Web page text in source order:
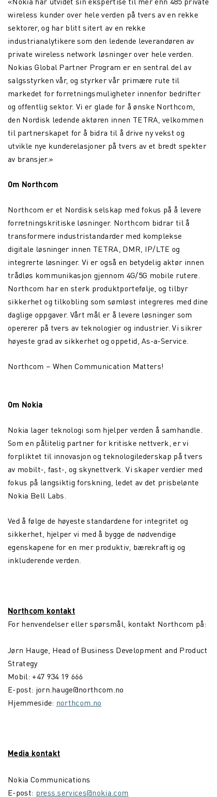
wireless kunder over hele verden på tvers av en rekke
sektorer, og har blitt sitert av en rekke
industrianalytikere som den ledende leverandøren av
private wireless network løsninger over hele verden.
Nokias Global Partner Program er en sentral del av
salgsstyrken vår, og styrker vår primære rute til
markedet for forretningsmuligheter innenfor bedrifter
og offentlig sektor. Vi er glade for å ønske Northcom,
den Nordisk ledende aktøren innen TETRA, velkommen
til partnerskapet for å bidra til å drive ny vekst og
utvikle nye kunderelasjoner på tvers av et bredt spekter
av bransjer.»
Om Northcom
Northcom er et Nordisk selskap med fokus på å levere
forretningskritiske løsninger. Northcom bidrar til å
transformere industristandarder med komplekse
digitale løsninger innen TETRA, DMR, IP/LTE og
integrerte løsninger. Vi er også en betydelig aktør innen
trådløs kommunikasjon gjennom 4G/5G mobile rutere.
Northcom har en sterk produktportefølje, og tilbyr
sikkerhet og tilkobling som sømløst integreres med dine
daglige oppgaver. Vårt mål er å levere løsninger som
opererer på tvers av teknologier og industrier. Vi sikrer
høyeste grad av sikkerhet og oppetid, As-a-Service.
Northcom – When Communication Matters!
Om Nokia
Nokia lager teknologi som hjelper verden å samhandle.
Som en pålitelig partner for kritiske nettverk, er vi
forpliktet til innovasjon og teknologilederskap på tvers
av mobilt-, fast-, og skynettverk. Vi skaper verdier med
fokus på langsiktig forskning, ledet av det prisbelønte
Nokia Bell Labs.
Ved å følge de høyeste standardene for integritet og
sikkerhet, hjelper vi med å bygge de nødvendige
egenskapene for en mer produktiv, bærekraftig og
inkluderende verden.
Northcom kontakt
For henvendelser eller spørsmål, kontakt Northcom på:
Jørn Hauge, Head of Business Development and Product
Strategy
Mobil: +47 934 19 666
E-post: jorn.hauge@northcom.no
Hjemmeside: northcom.no
Media kontakt
Nokia Communications
E-post: press.services@nokia.com